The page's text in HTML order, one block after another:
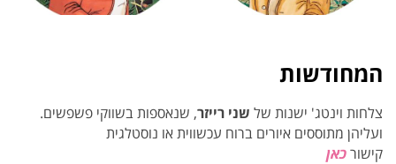
המחודשות
.צלחות וינטג' ישנות של שני רייזר, שנאספות בשווקי פשפשים
ועליהן מתוססים איורים ברוח עכשווית או נוסטלגית
קישורכאן